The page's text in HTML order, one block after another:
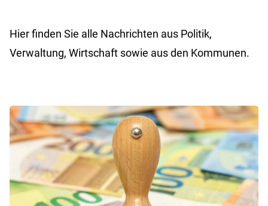
Hier finden Sie alle Nachrichten aus Politik,
Verwaltung, Wirtschaft sowie aus den Kommunen.